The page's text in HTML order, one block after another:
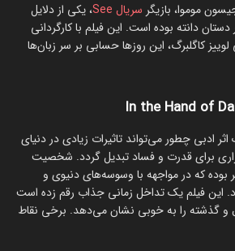
موموا، بازیگر سریال See
، یکی از دلایل
دستان دانته بوده است. این فیلم با کارگردانی
کاگلبرگ، این روزها حسابی بر سر زبان‌ها
ادبی چطور می‌تواند تاثیرات زیادی در دنیای
برای قدرت و فساد تبدیل گردد. شخصیت
بوده که در مواجهه با وسوسه‌های دنیوی و
این فیلم یک تداخل زمانی جذاب رقم زده است
و گذشته را به خوبی نشان می‌دهد. برخی نقاط